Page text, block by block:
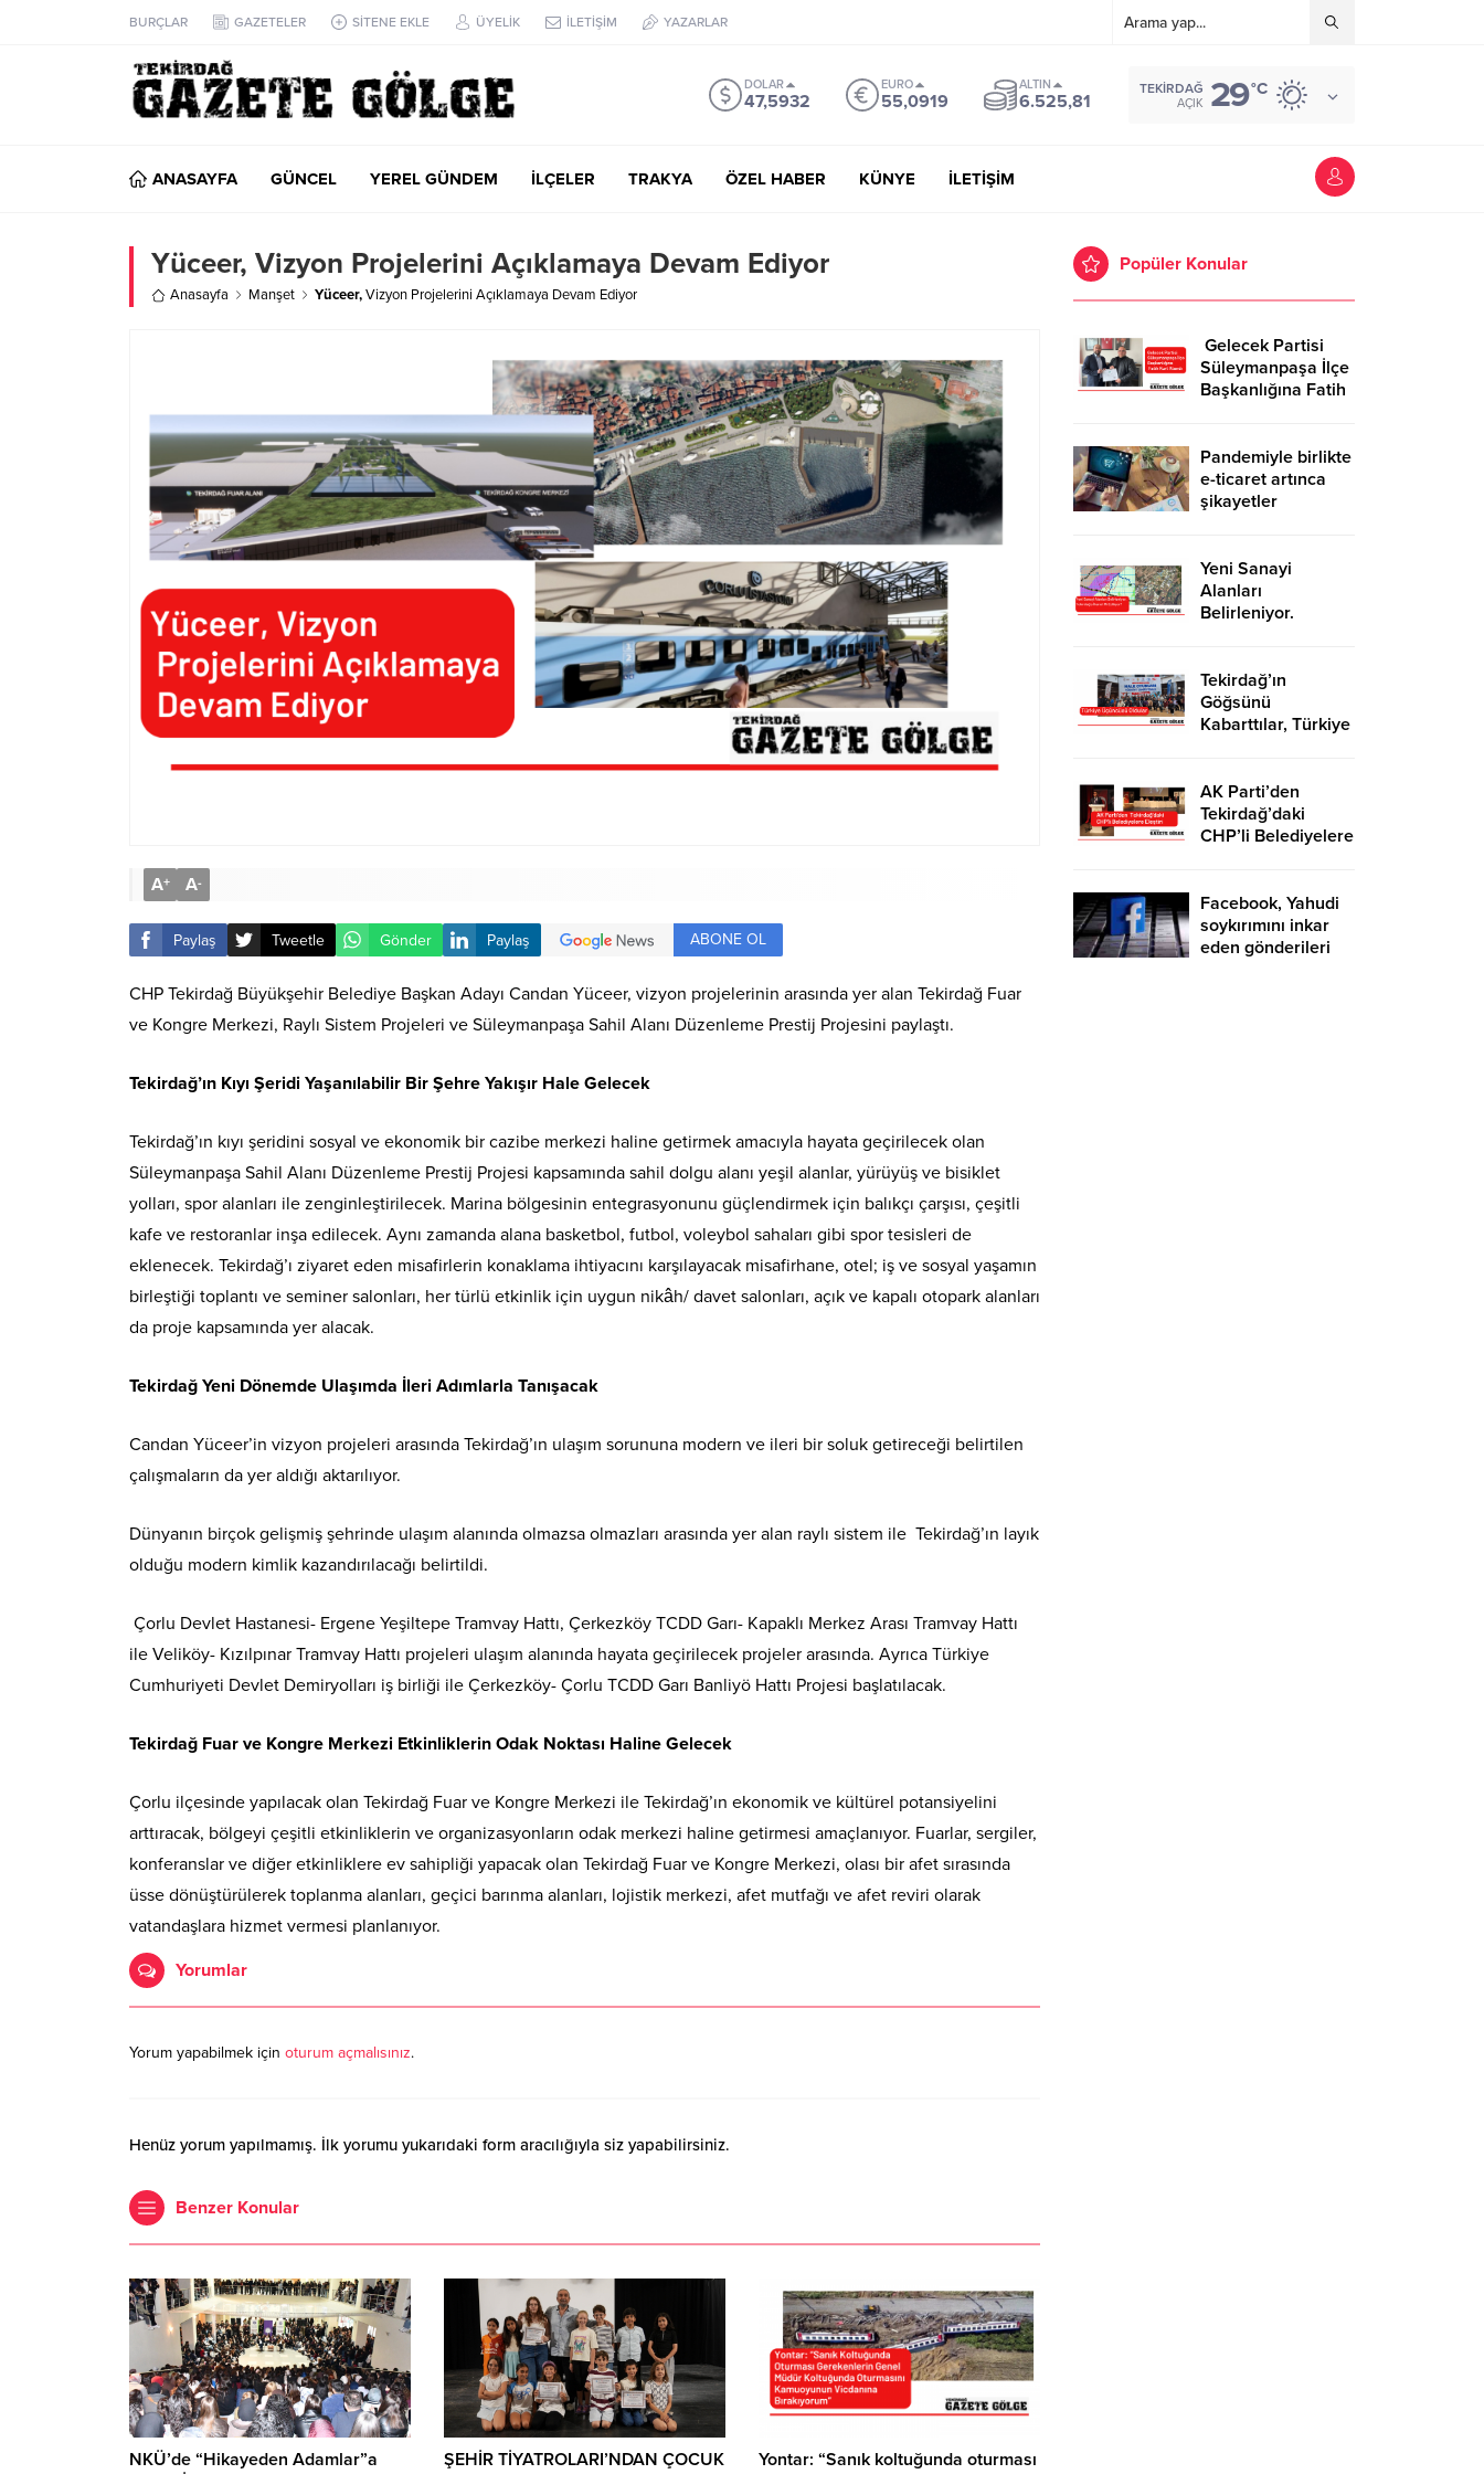
BURÇLAR GAZETELER SİTENE EKLE ÜYELİK İLETİŞİM YAZARLAR
DOLAR
47,5932
EURO
55,0919
ALTIN
6.525,81
TEKIRDAĞ
AÇIK 29°C
ANASAYFA GÜNCEL YEREL GÜNDEM İLÇELER TRAKYA ÖZEL HABER KÜNYE İLETİŞİM
Yüceer, Vizyon Projelerini Açıklamaya Devam Ediyor
Anasayfa Manşet Yüceer,Vizyon Projelerini Açıklamaya Devam Ediyor
A+ A-
Paylaş Tweetle Gönder Paylaş ABONE OL
CHP Tekirdağ Büyükşehir Belediye Başkan Adayı Candan Yüceer, vizyon projelerinin arasında yer alan Tekirdağ Fuar
ve Kongre Merkezi, Raylı Sistem Projeleri ve Süleymanpaşa Sahil Alanı Düzenleme Prestij Projesini paylaştı.
Tekirdağ’ın Kıyı Şeridi Yaşanılabilir Bir Şehre Yakışır Hale Gelecek
Tekirdağ’ın kıyı şeridini sosyal ve ekonomik bir cazibe merkezi haline getirmek amacıyla hayata geçirilecek olan
Süleymanpaşa Sahil Alanı Düzenleme Prestij Projesi kapsamında sahil dolgu alanı yeşil alanlar, yürüyüş ve bisiklet
yolları, spor alanları ile zenginleştirilecek. Marina bölgesinin entegrasyonunu güçlendirmek için balıkçı çarşısı, çeşitli
kafe ve restoranlar inşa edilecek. Aynı zamanda alana basketbol, futbol, voleybol sahaları gibi spor tesisleri de
eklenecek. Tekirdağ’ı ziyaret eden misafirlerin konaklama ihtiyacını karşılayacak misafirhane, otel; iş ve sosyal yaşamın
birleştiği toplantı ve seminer salonları, her türlü etkinlik için uygun nikâh/ davet salonları, açık ve kapalı otopark alanları
da proje kapsamında yer alacak.
Tekirdağ Yeni Dönemde Ulaşımda İleri Adımlarla Tanışacak
Candan Yüceer’in vizyon projeleri arasında Tekirdağ’ın ulaşım sorununa modern ve ileri bir soluk getireceği belirtilen
çalışmaların da yer aldığı aktarılıyor.
Dünyanın birçok gelişmiş şehrinde ulaşım alanında olmazsa olmazları arasında yer alan raylı sistem ile Tekirdağ’ın layık
olduğu modern kimlik kazandırılacağı belirtildi.
Çorlu Devlet Hastanesi- Ergene Yeşiltepe Tramvay Hattı, Çerkezköy TCDD Garı- Kapaklı Merkez Arası Tramvay Hattı
ile Veliköy- Kızılpınar Tramvay Hattı projeleri ulaşım alanında hayata geçirilecek projeler arasında. Ayrıca Türkiye
Cumhuriyeti Devlet Demiryolları iş birliği ile Çerkezköy- Çorlu TCDD Garı Banliyö Hattı Projesi başlatılacak.
Tekirdağ Fuar ve Kongre Merkezi Etkinliklerin Odak Noktası Haline Gelecek
Çorlu ilçesinde yapılacak olan Tekirdağ Fuar ve Kongre Merkezi ile Tekirdağ’ın ekonomik ve kültürel potansiyelini
arttıracak, bölgeyi çeşitli etkinliklerin ve organizasyonların odak merkezi haline getirmesi amaçlanıyor. Fuarlar, sergiler,
konferanslar ve diğer etkinliklere ev sahipliği yapacak olan Tekirdağ Fuar ve Kongre Merkezi, olası bir afet sırasında
üsse dönüştürülerek toplanma alanları, geçici barınma alanları, lojistik merkezi, afet mutfağı ve afet reviri olarak
vatandaşlara hizmet vermesi planlanıyor.
Yorumlar
Yorum yapabilmek için oturum açmalısınız.
Henüz yorum yapılmamış. İlk yorumu yukarıdaki form aracılığıyla siz yapabilirsiniz.
Benzer Konular
NKÜ’de “Hikayeden Adamlar”a
ŞEHİR TİYATROLARI’NDAN ÇOCUK
Yontar: “Sanık koltuğunda oturması
Popüler Konular
Gelecek Partisi
Süleymanpaşa İlçe
Başkanlığına Fatih
Pandemiyle birlikte
e-ticaret artınca
şikayetler
Yeni Sanayi
Alanları
Belirleniyor.
Tekirdağ’ın
Göğsünü
Kabarttılar, Türkiye
AK Parti’den
Tekirdağ’daki
CHP’li Belediyelere
Facebook, Yahudi
soykırımını inkar
eden gönderileri